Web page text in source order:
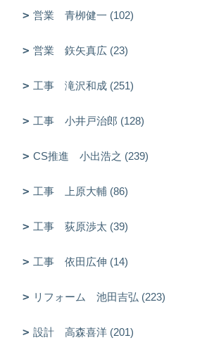
営業 青栁健一 (102)
営業 鉃矢真広 (23)
工事 滝沢和成 (251)
工事 小井戸治郎 (128)
CS推進 小出浩之 (239)
工事 上原大輔 (86)
工事 荻原渉太 (39)
工事 依田広伸 (14)
リフォーム 池田吉弘 (223)
設計 高森喜洋 (201)